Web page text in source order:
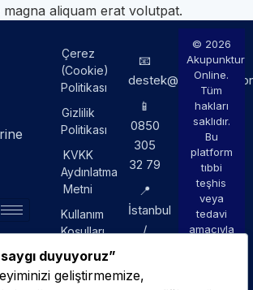
aliquam erat volutpat.
Çerez
(Cookie)
Politikası
Gizlilik
Politikası
KVKK
Aydınlatma
Metni
Kullanım
Koşulları
Yasal
Uyarılar
📧
📱
0850
305
32 79
📍
İstanbul
/
© 2026
Akupunktur
Online.
Tüm
hakları
saklıdır.
Bu
platform
tıbbi
teşhis
veya
tedavi
amacıyla
duyuyoruz”
geliştirmemize,